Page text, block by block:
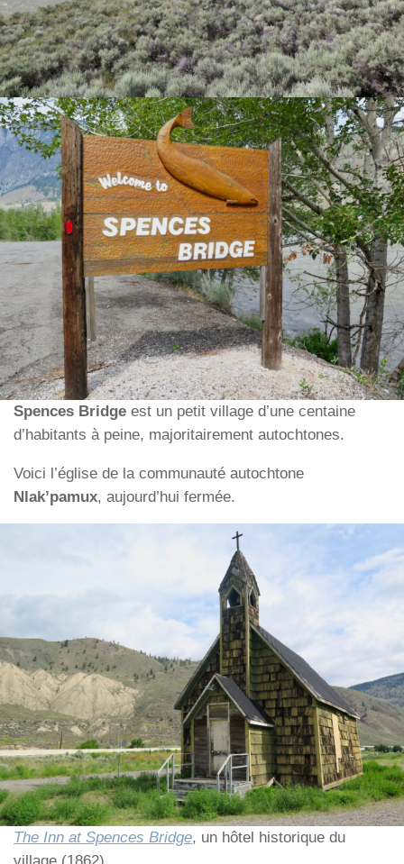
Spences Bridge est un petit village d’une centaine
d’habitants à peine, majoritairement autochtones.
Voici l’église de la communauté autochtone
Nlak’pamux, aujourd’hui fermée.
The Inn at Spences Bridge, un hôtel historique du